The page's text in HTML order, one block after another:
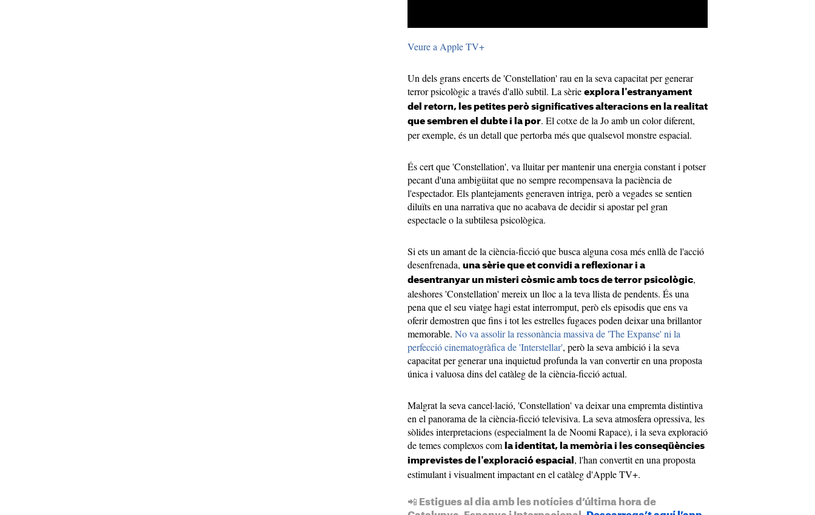
Veure a Apple TV+
Un dels grans encerts de 'Constellation' rau en la seva capacitat per generar
terror psicològic a través d'allò subtil. La sèrie explora l'estranyament
del retorn, les petites però significatives alteracions en la realitat
que sembren el dubte i la por. El cotxe de la Jo amb un color diferent,
per exemple, és un detall que pertorba més que qualsevol monstre espacial.
És cert que 'Constellation', va lluitar per mantenir una energia constant i potser
pecant d'una ambigüitat que no sempre recompensava la paciència de
l'espectador. Els plantejaments generaven intriga, però a vegades se sentien
diluïts en una narrativa que no acabava de decidir si apostar pel gran
espectacle o la subtilesa psicològica.
Si ets un amant de la ciència-ficció que busca alguna cosa més enllà de l'acció
desenfrenada, una sèrie que et convidi a reflexionar i a
desentranyar un misteri còsmic amb tocs de terror psicològic,
aleshores 'Constellation' mereix un lloc a la teva llista de pendents. És una
pena que el seu viatge hagi estat interromput, però els episodis que ens va
oferir demostren que fins i tot les estrelles fugaces poden deixar una brillantor
memorable. No va assolir la ressonància massiva de 'The Expanse' ni la
perfecció cinematogràfica de 'Interstellar', però la seva ambició i la seva
capacitat per generar una inquietud profunda la van convertir en una proposta
única i valuosa dins del catàleg de la ciència-ficció actual.
Malgrat la seva cancel·lació, 'Constellation' va deixar una empremta distintiva
en el panorama de la ciència-ficció televisiva. La seva atmosfera opressiva, les
sòlides interpretacions (especialment la de Noomi Rapace), i la seva exploració
de temes complexos com la identitat, la memòria i les conseqüències
imprevistes de l'exploració espacial , l'han convertit en una proposta
estimulant i visualment impactant en el catàleg d'Apple TV+.
📲 Estigues al dia amb les notícies d’última hora de